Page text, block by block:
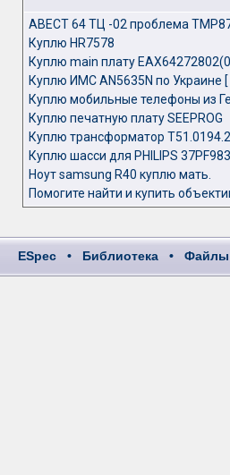
АВЕСТ 64 ТЦ -02 проблема
Куплю HR7578
Куплю main плату
Куплю ИМС AN5635N по Украине
Куплю мобильные телефоны из
Куплю печатную плату SEEPROG
Куплю трансформатор
Куплю шасси для PHILIPS
Ноут samsung R40 куплю мать.
Помогите найти и купить
ESpec • Библиотека • Файлы